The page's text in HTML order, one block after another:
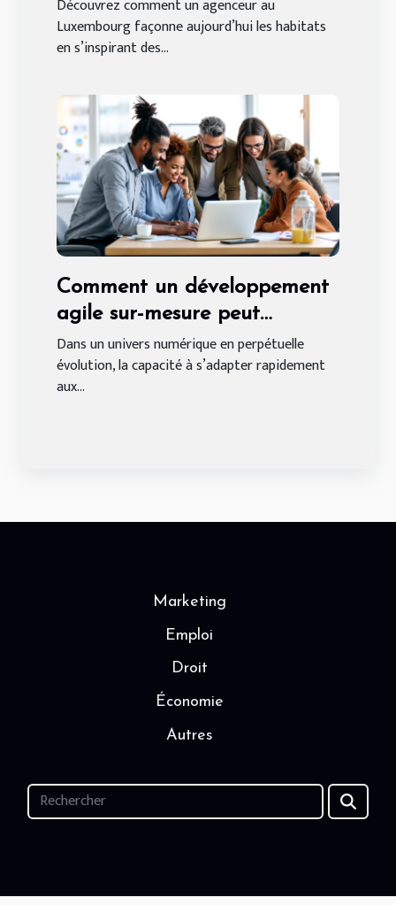
Luxembourg
Découvrez comment un agenceur au
Luxembourg façonne aujourd’hui les habitats
en s’inspirant des...
Comment un développement
agile sur-mesure peut
transformer votre entreprise ?
Dans un univers numérique en perpétuelle
évolution, la capacité à s’adapter rapidement
aux...
Marketing
Emploi
Droit
Économie
Autres